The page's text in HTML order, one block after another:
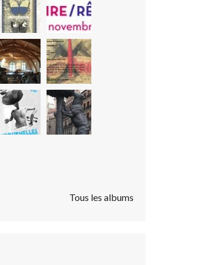
Tous les albums